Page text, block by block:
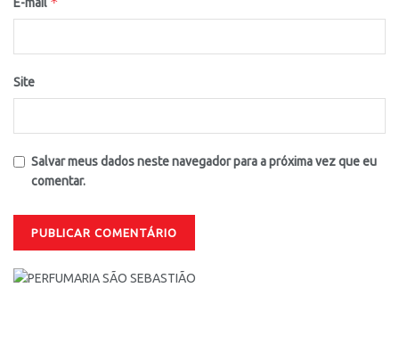
Site
Salvar meus dados neste navegador para a próxima vez que eu
comentar.